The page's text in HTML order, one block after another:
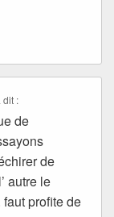
dit :
de
de
autre le
profite de